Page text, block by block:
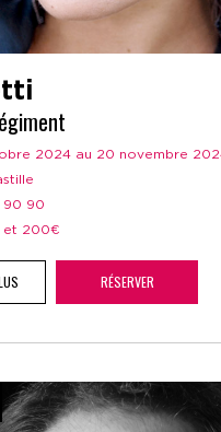
2024 au 20 novembre
90 90
et 200€
RÉSERVER